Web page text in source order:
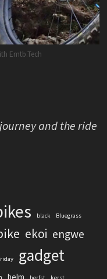
Emtb.Tech
and the ride
black Bluegrass
ekoi engwe
gadget
helm